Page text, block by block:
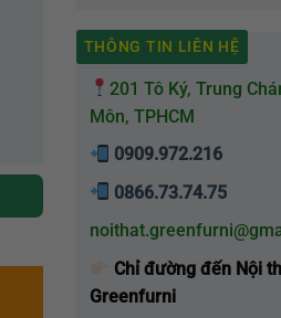
THÔNG TIN LIÊN HỆ
201 Tô Ký, Trung
Môn, TPHCM
0909.972.216
0866.73.74.75
Chỉ đường đến Nội
Greenfurni